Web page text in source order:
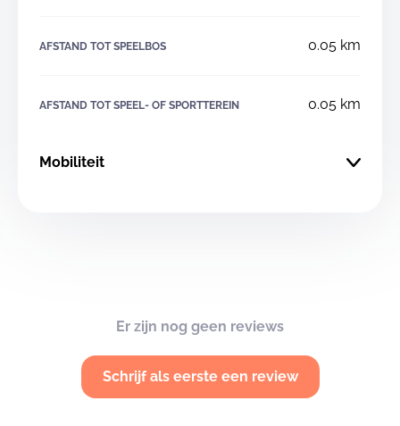
AFSTAND TOT SPEELBOS 0.05 km
AFSTAND TOT SPEEL- OF SPORTTEREIN 0.05 km
Mobiliteit
Er zijn nog geen reviews
Schrijf als eerste een review